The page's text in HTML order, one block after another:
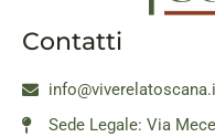
Contatti
Sede Legale: Via